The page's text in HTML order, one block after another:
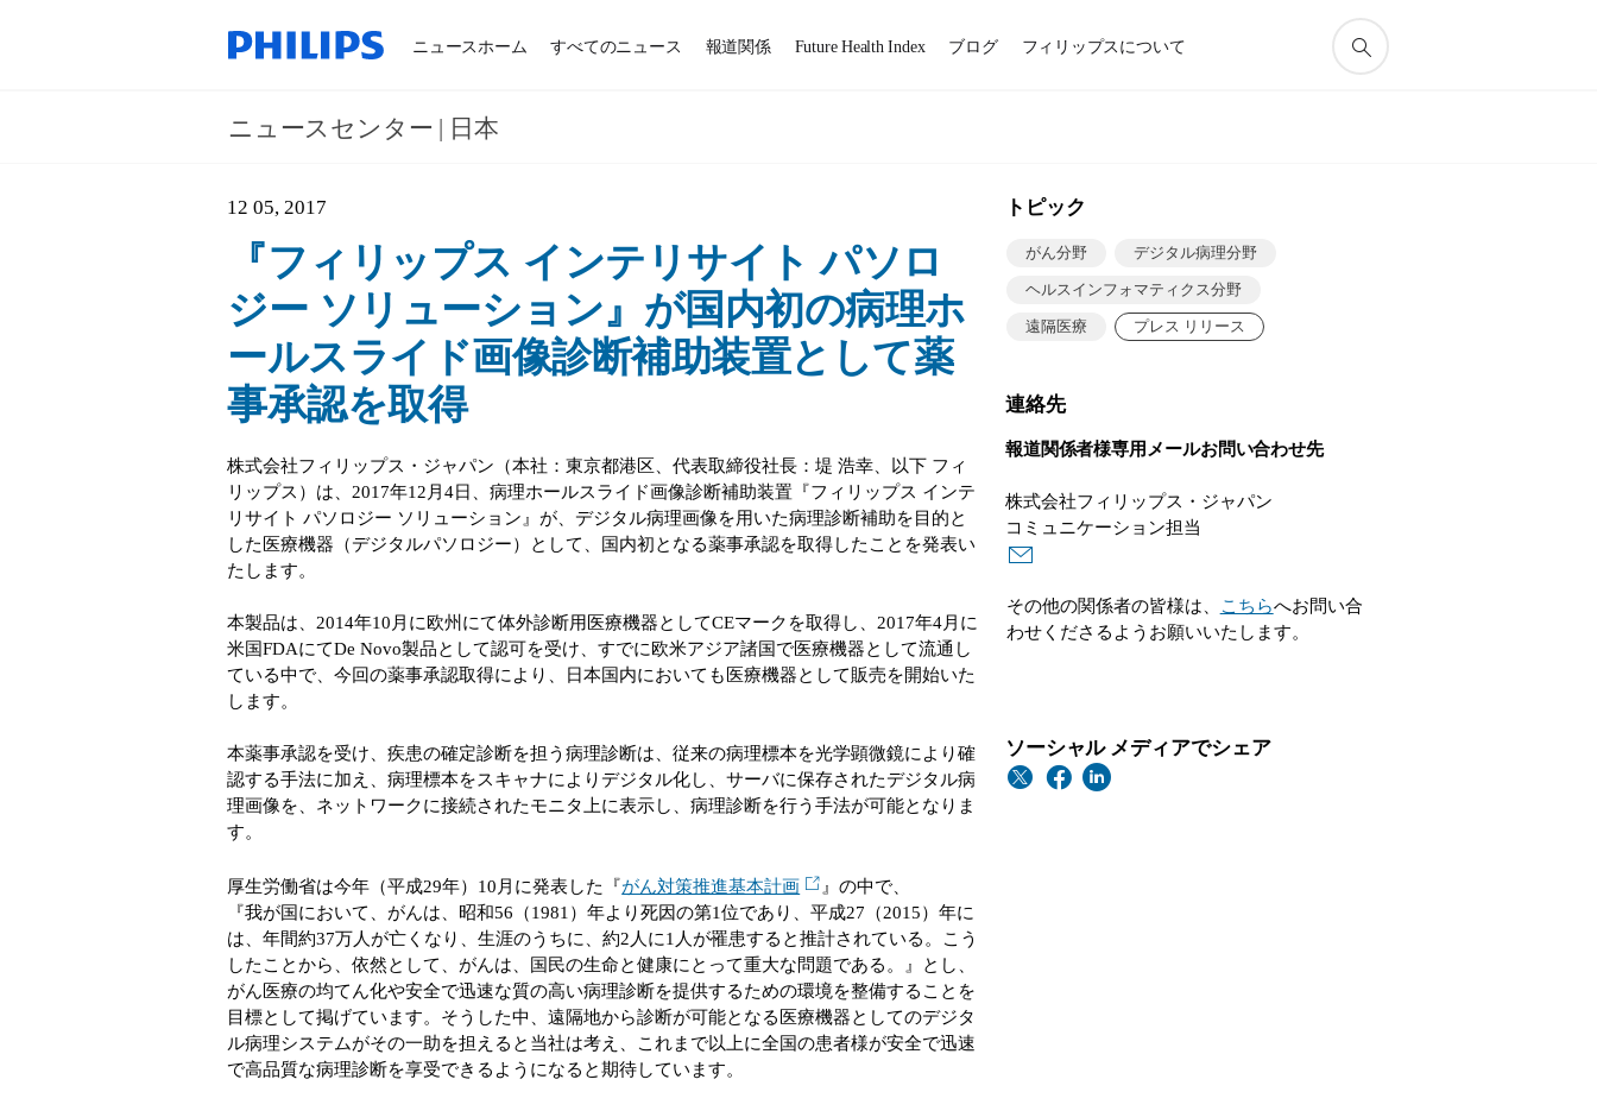
ニュースホーム すべてのニュース 報道関係 Future Health Index ブログ フィリップスについて
ニュースセンター | 日本
12 05, 2017
『フィリップス インテリサイト パソロ
ジー ソリューション』が国内初の病理ホ
ールスライド画像診断補助装置として薬
事承認を取得
株式会社フィリップス・ジャパン（本社：東京都港区、代表取締役社長：堤 浩幸、以下 フィ
リップス）は、2017年12月4日、病理ホールスライド画像診断補助装置『フィリップス インテ
リサイト パソロジー ソリューション』が、デジタル病理画像を用いた病理診断補助を目的と
した医療機器（デジタルパソロジー）として、国内初となる薬事承認を取得したことを発表い
たします。
本製品は、2014年10月に欧州にて体外診断用医療機器としてCEマークを取得し、2017年4月に
米国FDAにてDe Novo製品として認可を受け、すでに欧米アジア諸国で医療機器として流通し
ている中で、今回の薬事承認取得により、日本国内においても医療機器として販売を開始いた
します。
本薬事承認を受け、疾患の確定診断を担う病理診断は、従来の病理標本を光学顕微鏡により確
認する手法に加え、病理標本をスキャナによりデジタル化し、サーバに保存されたデジタル病
理画像を、ネットワークに接続されたモニタ上に表示し、病理診断を行う手法が可能となりま
す。
厚生労働省は今年（平成29年）10月に発表した『がん対策推進基本計画
』の中で、
『我が国において、がんは、昭和56（1981）年より死因の第1位であり、平成27（2015）年に
は、年間約37万人が亡くなり、生涯のうちに、約2人に1人が罹患すると推計されている。こう
したことから、依然として、がんは、国民の生命と健康にとって重大な問題である。』とし、
がん医療の均てん化や安全で迅速な質の高い病理診断を提供するための環境を整備することを
目標として掲げています。そうした中、遠隔地から診断が可能となる医療機器としてのデジタ
ル病理システムがその一助を担えると当社は考え、これまで以上に全国の患者様が安全で迅速
で高品質な病理診断を享受できるようになると期待しています。
トピック
がん分野 デジタル病理分野
ヘルスインフォマティクス分野
遠隔医療 プレス リリース
連絡先
報道関係者様専用メールお問い合わせ先
株式会社フィリップス・ジャパン
コミュニケーション担当
その他の関係者の皆様は、 こちらへお問い合
わせくださるようお願いいたします。
ソーシャル メディアでシェア